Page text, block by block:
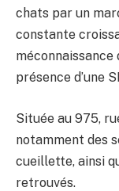
chats par un
constante
présence d’une
Située au 975,
notamment des
cueillette, ainsi
retrouvés.